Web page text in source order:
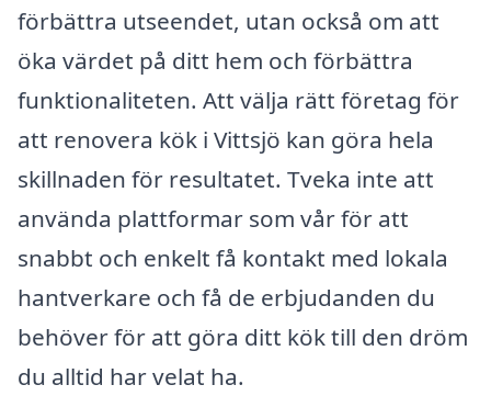
förbättra utseendet, utan också om att
öka värdet på ditt hem och förbättra
funktionaliteten. Att välja rätt företag för
att renovera kök i Vittsjö kan göra hela
skillnaden för resultatet. Tveka inte att
använda plattformar som vår för att
snabbt och enkelt få kontakt med lokala
hantverkare och få de erbjudanden du
behöver för att göra ditt kök till den dröm
du alltid har velat ha.